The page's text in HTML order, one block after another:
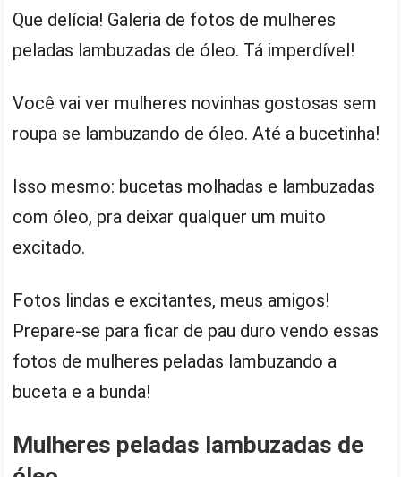
Que delícia! Galeria de fotos de mulheres
peladas lambuzadas de óleo. Tá imperdível!
Você vai ver mulheres novinhas gostosas sem
roupa se lambuzando de óleo. Até a bucetinha!
Isso mesmo: bucetas molhadas e lambuzadas
com óleo, pra deixar qualquer um muito
excitado.
Fotos lindas e excitantes, meus amigos!
Prepare-se para ficar de pau duro vendo essas
fotos de mulheres peladas lambuzando a
buceta e a bunda!
Mulheres peladas lambuzadas de